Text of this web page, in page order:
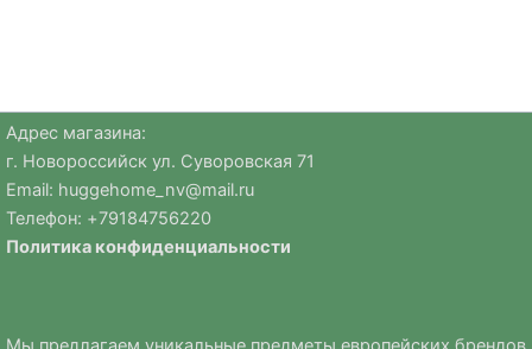
Адрес магазина:
г. Новороссийск ул. Суворовская 71
Email: huggehome_nv@mail.ru
Телефон: +79184756220
Политика конфиденциальности